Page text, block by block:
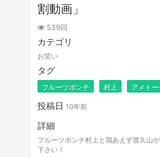
割動画」
539回
カテゴリ
お笑い
タグ
フルーツポンチ 村上 アメトー
投稿日 10年前
詳細
フルーツポンチ村上と鶏あえず渡久山
下さい！